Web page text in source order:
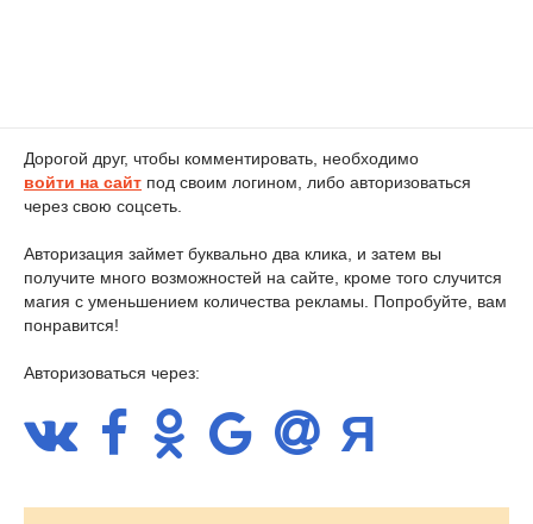
Дорогой друг, чтобы комментировать, необходимо
войти на сайт под своим логином, либо авторизоваться
через свою соцсеть.
Авторизация займет буквально два клика, и затем вы
получите много возможностей на сайте, кроме того случится
магия с уменьшением количества рекламы. Попробуйте, вам
понравится!
Авторизоваться через: